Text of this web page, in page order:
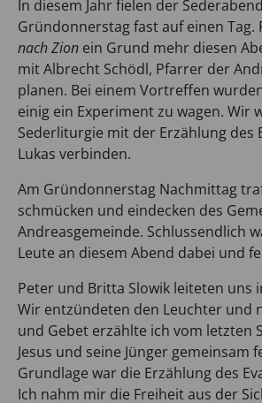
In diesem Jahr fielen der
Gründonnerstag fast auf einen Tag.
nach Zion ein Grund mehr diesen
mit Albrecht Schödl, Pfarrer der
planen. Bei einem Vortreffen
einig ein Experiment zu wagen. Wir
Sederliturgie mit der Erzählung des
Lukas verbinden.
Am Gründonnerstag Nachmittag
schmücken und eindecken des
Andreasgemeinde. Schlussendlich
Leute an diesem Abend dabei und
Peter und Britta Slowik leiteten uns
Wir entzündeten den Leuchter und
und Gebet erzählte ich vom letzten
Jesus und seine Jünger gemeinsam
Grundlage war die Erzählung des
Ich nahm mir die Freiheit aus der